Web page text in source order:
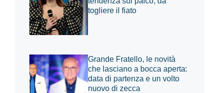
togliere il fiato
Grande Fratello, le novità
che lasciano a bocca aperta:
data di partenza e un volto
nuovo di zecca